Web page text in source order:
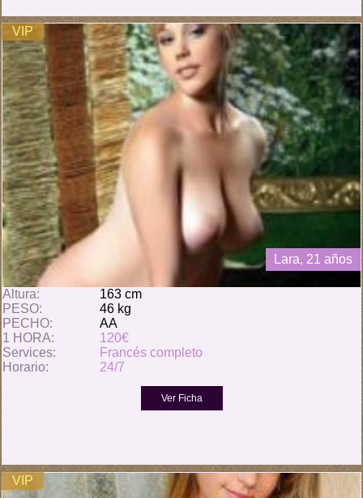
VIP
Lara, 21 años
Altura:
163 cm
PESO:
46 kg
PECHO:
AA
1 HORA:
120€
Services:
Francés completo
Horario:
24/7
VIP